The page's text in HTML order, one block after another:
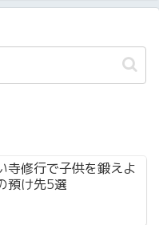
寺修行で子供を鍛えよ
預け先5選